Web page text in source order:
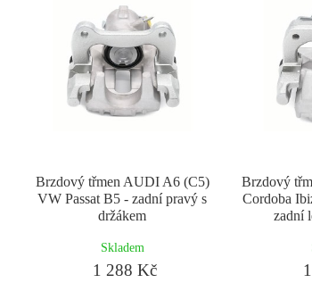
Brzdový třmen AUDI A6 (C5)
VW Passat B5 - zadní pravý s
držákem
Skladem
1 288 Kč
Brzdový
Cordoba
zadní